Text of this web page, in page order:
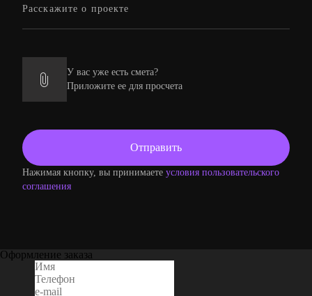
У вас уже есть смета?
Приложите ее для просчета
Нажимая кнопку, вы принимаете условия пользовательского
соглашения
Оформление заказа